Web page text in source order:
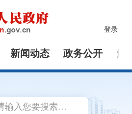
登录
新闻动态 政务公开 解